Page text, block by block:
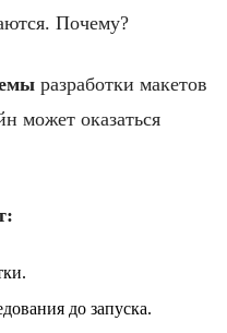
Почему?
разработки макетов
может оказаться
до запуска.